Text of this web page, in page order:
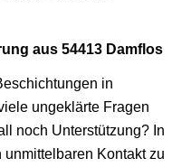
aus 54413 Damflos
in
ungeklärte Fragen
noch Unterstützung? In
Kontakt zu